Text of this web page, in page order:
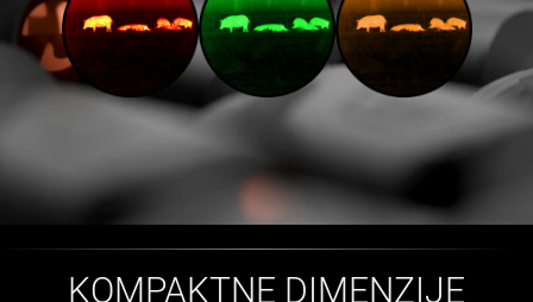
KOMPAKTNE DIMENZIJE